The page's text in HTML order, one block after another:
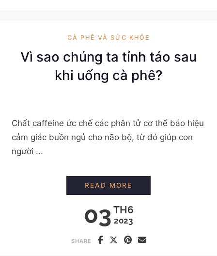
CÀ PHÊ VÀ SỨC KHỎE
Vì sao chúng ta tỉnh táo sau
khi uống cà phê?
Chất caffeine ức chế các phân tử cơ thể báo hiệu
cảm giác buồn ngủ cho não bộ, từ đó giúp con
người ...
03 TH6
2023
READ MORE
SHARE